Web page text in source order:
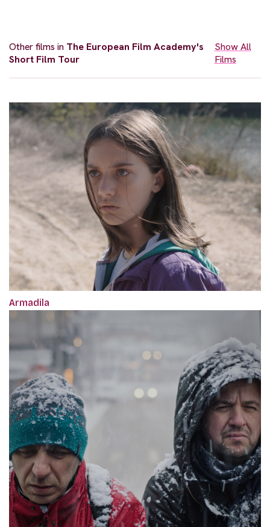
Other films in The European Film Academy's
Short Film Tour
Show All
Films
Armadila